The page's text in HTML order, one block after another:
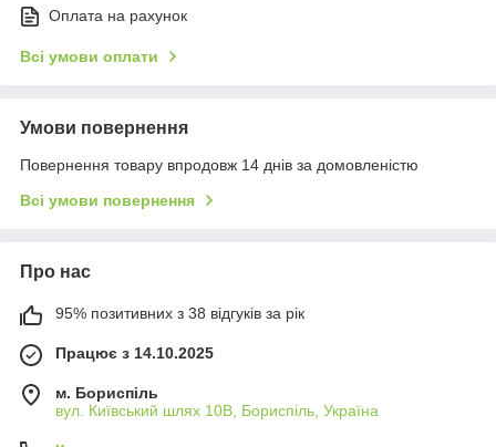
Оплата на рахунок
Всі умови оплати
Умови повернення
Повернення товару впродовж 14 днів за домовленістю
Всі умови повернення
Про нас
95% позитивних з 38 відгуків за рік
Працює з 14.10.2025
м. Бориспіль
вул. Київський шлях 10В, Бориспіль, Україна